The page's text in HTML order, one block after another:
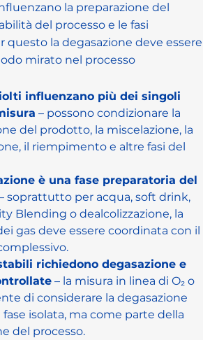
la preparazione del
del processo e le fasi
questo la degasazione deve essere
mirato nel processo
influenzano più dei singoli
– possono condizionare la
del prodotto, la miscelazione, la
il riempimento e altre fasi del
è una fase preparatoria del
soprattutto per acqua, soft drink,
Blending o dealcolizzazione, la
gas deve essere coordinata con il
richiedono degasazione e
– la misura in linea di O₂ o
di considerare la degasazione
isolata, ma come parte della
del processo.